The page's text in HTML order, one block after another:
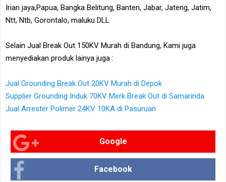
Irian jaya,Papua, Bangka Belitung, Banten, Jabar, Jateng, Jatim,
Ntt, Ntb, Gorontalo, maluku DLL
Selain Jual Break Out 150KV Murah di Bandung, Kami juga
menyediakan produk lainya juga :
Jual Grounding Break Out 20KV Murah di Depok
Supplier Grounding Induk 70KV Merk Break Out di Samarinda
Jual Arrester Polimer 24KV 10KA di Pasuruan
Google
Facebook